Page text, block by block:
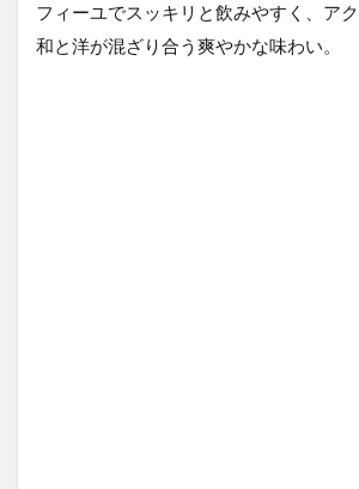
フィーユでスッキリと飲みやすく、アク
和と洋が混ざり合う爽やかな味わい。